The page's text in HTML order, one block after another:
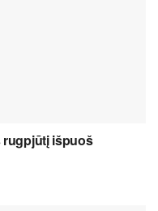
rugpjūtį išpuoš